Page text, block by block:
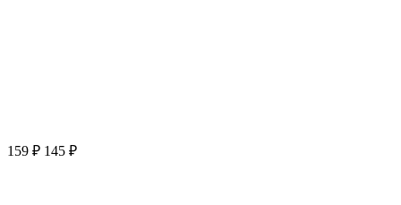
159 ₽ 145 ₽